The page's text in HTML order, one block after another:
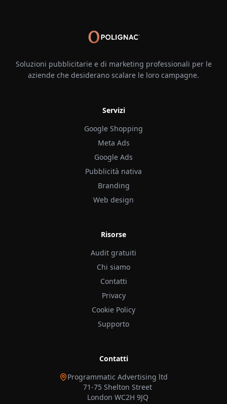
Soluzioni pubblicitarie e di marketing professionali per le
aziende che desiderano scalare le loro campagne.
Servizi
Google Shopping
Meta Ads
Google Ads
Pubblicità nativa
Branding
Web design
Risorse
Audit gratuiti
Chi siamo
Contatti
Privacy
Cookie Policy
Supporto
Contatti
Programmatic Advertising ltd
71-75 Shelton Street
London WC2H 9JQ